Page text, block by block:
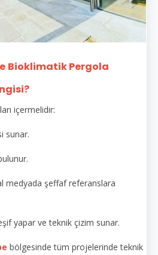
Bioklimatik Pergola
içermelidir:
sunar.
medyada şeffaf referanslara
yapar ve teknik çizim sunar.
bölgesinde tüm projelerinde teknik